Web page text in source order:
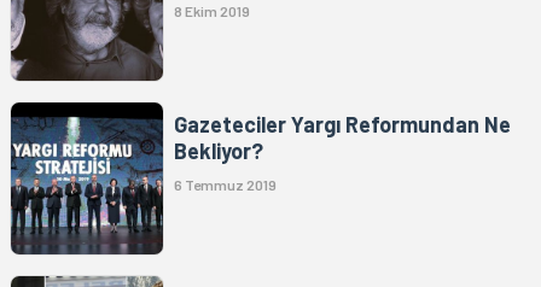
8 Ekim 2019
Gazeteciler Yargı Reformundan Ne
Bekliyor?
6 Temmuz 2019